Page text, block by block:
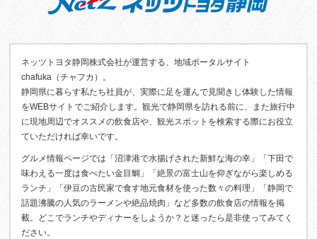
ネッツトヨタ静岡株式会社が運営する、地域ポータルサイト
chafuka（チャフカ）。
静岡県に暮らす私たち社員が、実際に足を運んで見聞きし体験した情報
をWEBサイトでご紹介します。観光で静岡県を訪れる前に、また旅行中
に現地周辺でオススメの飲食店や、観光スポットを検索する際にお役立
ていただければ幸いです。
グルメ情報ページでは「沼津港で水揚げされた新鮮な海の幸」「下田で
味わえる一度は食べたい金目鯛」「絶景の富士山を仰ぎながら楽しめる
ランチ」「伊豆の古民家で食す地元食材を使った数々の料理」「静岡で
話題沸騰の人気のラーメンや絶品焼肉」など多数の飲食店の情報を掲
載。どこでランチやディナーをしようか？と迷ったら是非使ってみてく
ださい。